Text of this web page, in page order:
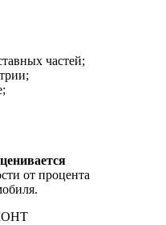
частей;
от процента